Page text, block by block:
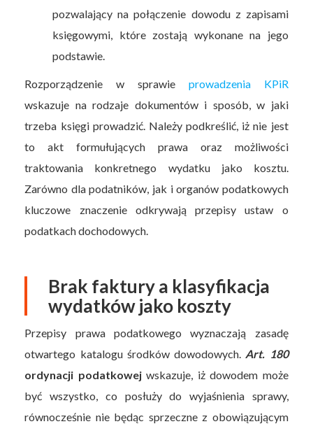
pozwalający na połączenie dowodu z zapisami
księgowymi, które zostają wykonane na jego
podstawie.
Rozporządzenie w sprawie prowadzenia KPiR
wskazuje na rodzaje dokumentów i sposób, w jaki
trzeba księgi prowadzić. Należy podkreślić, iż nie jest
to akt formułujących prawa oraz możliwości
traktowania konkretnego wydatku jako kosztu.
Zarówno dla podatników, jak i organów podatkowych
kluczowe znaczenie odkrywają przepisy ustaw o
podatkach dochodowych.
Brak faktury a klasyfikacja
wydatków jako koszty
Przepisy prawa podatkowego wyznaczają zasadę
otwartego katalogu środków dowodowych. Art. 180
ordynacji podatkowejwskazuje, iż dowodem może
być wszystko, co posłuży do wyjaśnienia sprawy,
równocześnie nie będąc sprzeczne z obowiązującym